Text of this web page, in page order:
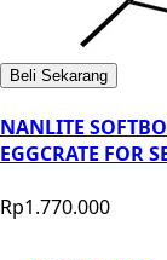
Beli Sekarang
NANLITE
EGGCRATE FOR
Rp1.770.000